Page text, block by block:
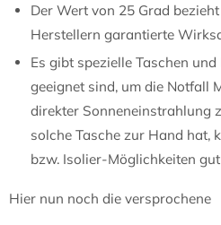
Der Wert von 25 Grad
Herstellern garantierte
Es gibt spezielle Taschen
geeignet sind, um die Notfall
direkter Sonneneinstrahlung
solche Tasche zur Hand hat,
bzw. Isolier-Möglichkeiten
Hier nun noch die versprochene